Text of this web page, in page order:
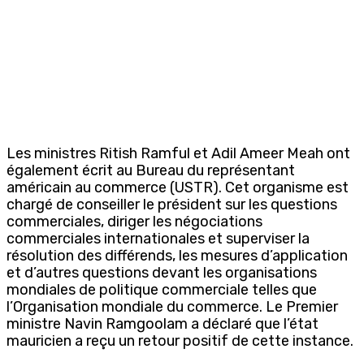
Les ministres Ritish Ramful et Adil Ameer Meah ont
également écrit au Bureau du représentant
américain au commerce (USTR). Cet organisme est
chargé de conseiller le président sur les questions
commerciales, diriger les négociations
commerciales internationales et superviser la
résolution des différends, les mesures d’application
et d’autres questions devant les organisations
mondiales de politique commerciale telles que
l’Organisation mondiale du commerce. Le Premier
ministre Navin Ramgoolam a déclaré que l’état
mauricien a reçu un retour positif de cette instance.